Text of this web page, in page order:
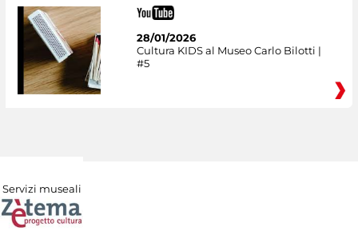
28/01/2026
Cultura KIDS al Museo Carlo Bilotti |
#5
Servizi museali